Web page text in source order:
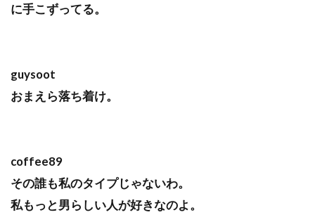
に手こずってる。
guysoot
おまえら落ち着け。
coffee89
その誰も私のタイプじゃないわ。
私もっと男らしい人が好きなのよ。